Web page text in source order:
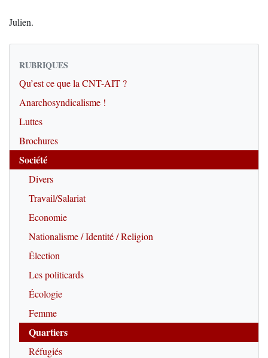
Julien.
RUBRIQUES
Qu’est ce que la CNT-AIT ?
Anarchosyndicalisme !
Luttes
Brochures
Société
Divers
Travail/Salariat
Economie
Nationalisme / Identité / Religion
Élection
Les politicards
Écologie
Femme
Quartiers
Réfugiés